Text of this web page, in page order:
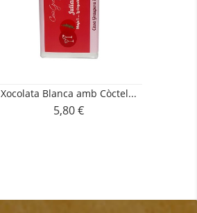
Xocolata Blanca amb Còctel...
Preu
5,80 €